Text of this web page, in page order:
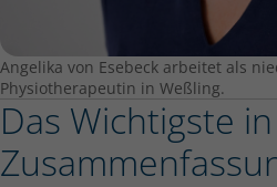
Angelika von Esebeck arbeitet als
Physiotherapeutin in Weßling.
Das Wichtigste